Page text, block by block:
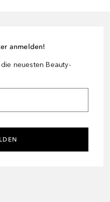
anmelden!
neuesten Beauty-